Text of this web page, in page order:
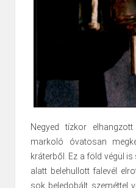
Negyed tízkor
markoló óvatosan
kráterből. Ez a föld végül
alatt belehullott falevél
sok beledobált szeméttel